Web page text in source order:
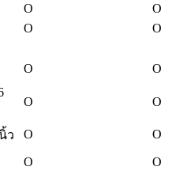
O
O
O
O
O
O
O O
ว O
O
O O